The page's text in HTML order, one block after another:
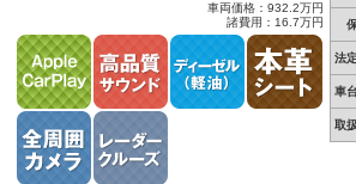
法
車
取
車両価格：932.2万円
諸費用：16.7万円